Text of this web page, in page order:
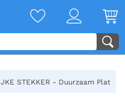
STEKKER - Duurzaam Plat